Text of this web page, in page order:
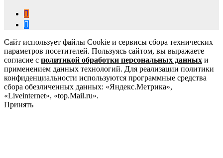
Сайт использует файлы Cookie и сервисы сбора технических
параметров посетителей. Пользуясь сайтом, вы выражаете
согласие с политикой обработки персональных данных и
применением данных технологий. Для реализации политики
конфиденциальности используются программные средства
сбора обезличенных данных: «Яндекс.Метрика»,
«Liveinternet», «top.Mail.ru».
Принять